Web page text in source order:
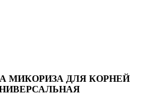
МИКОРИЗА ДЛЯ КОРНЕЙ